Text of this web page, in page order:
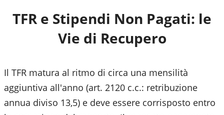
TFR e Stipendi Non Pagati: le
Vie di Recupero
Il TFR matura al ritmo di circa una mensilità
aggiuntiva all'anno (art. 2120 c.c.: retribuzione
annua diviso 13,5) e deve essere corrisposto entro